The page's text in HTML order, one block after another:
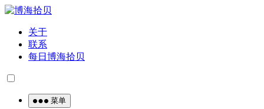
关于
联系
每日博海拾贝
菜单